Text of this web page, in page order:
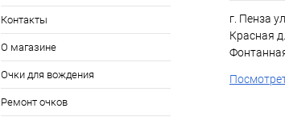
Контакты
О магазине
Очки для вождения
Ремонт очков
г. Пенза
Красная